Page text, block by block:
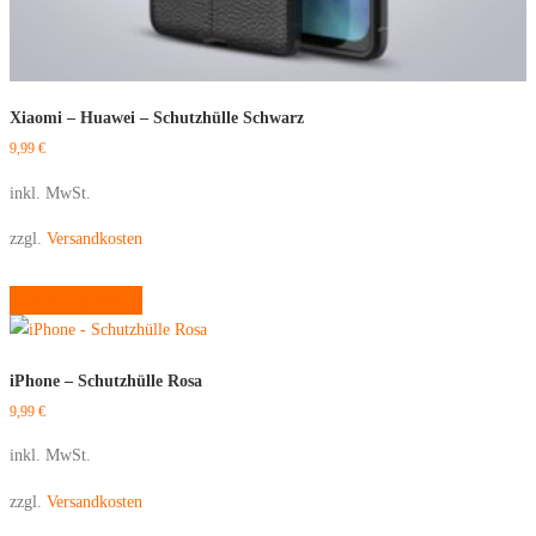
Xiaomi – Huawei – Schutzhülle Schwarz
9,99 €
inkl. MwSt.
zzgl. Versandkosten
Dieses
Produkt
weist
können
iPhone – Schutzhülle Rosa
9,99 €
inkl. MwSt.
zzgl. Versandkosten